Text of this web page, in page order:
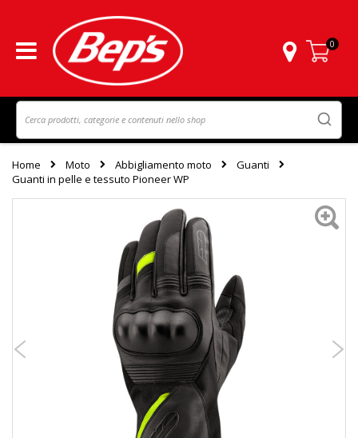
Carrello
0
Home Moto Abbigliamento moto
Guanti
Guanti in pelle e tessuto Pioneer WP